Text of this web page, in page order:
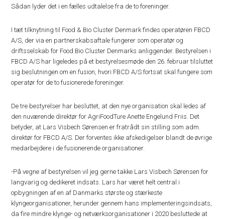
Sådan lyder det i en fælles udtalelse fra de to foreninger.
I tæt tilknytning til Food & Bio Cluster Denmark findes operatøren FBCD
A/S, der via en partnerskabsaftale fungerer som operatør og
driftsselskab for Food Bio Cluster Denmarks anliggender. Bestyrelsen i
FBCD A/S har ligeledes på et bestyrelsesmøde den 26. februar tilsluttet
sig beslutningen om en fusion, hvori FBCD A/S fortsat skal fungere som
operatør for de to fusionerede foreninger.
De tre bestyrelser har besluttet, at den nye organisation skal ledes af
den nuværende direktør for AgriFoodTure Anette Engelund Friis. Det
betyder, at Lars Visbech Sørensen er fratrådt sin stilling som adm.
direktør for FBCD A/S. Der forventes ikke afskedigelser blandt de øvrige
medarbejdere i de fusionerende organisationer.
-På vegne af bestyrelsen vil jeg gerne takke Lars Visbech Sørensen for
langvarig og dedikeret indsats. Lars har været helt central i
opbygningen af en af Danmarks største og stærkeste
klyngeorganisationer, herunder gennem hans implementeringsindsats,
da fire mindre klynge- og netværksorganisationer i 2020 besluttede at